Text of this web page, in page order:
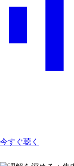
今すぐ聴く